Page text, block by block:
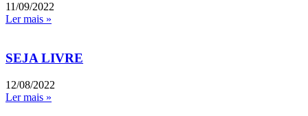
11/09/2022
Ler mais »
SEJA LIVRE
12/08/2022
Ler mais »